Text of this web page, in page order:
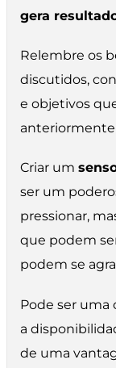
gera
Relembre os
discutidos,
e objetivos
Criar um
ser um
pressionar,
que podem
podem se
Pode ser uma
a
de uma